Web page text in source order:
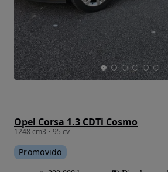
Opel Corsa 1.3 CDTi Cosmo
1248 cm3 • 95 cv
Promovido